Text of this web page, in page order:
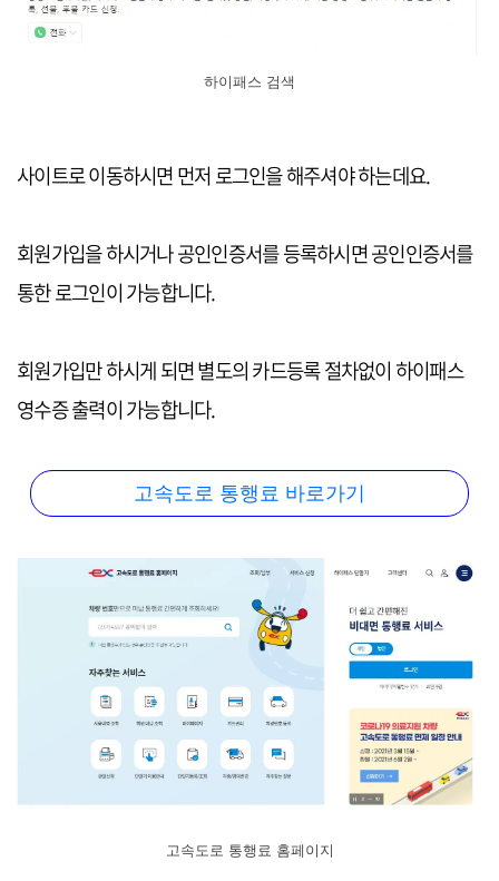
하이패스 검색
사이트로 이동하시면 먼저 로그인을 해주셔야 하는데요.
회원가입을 하시거나 공인인증서를 등록하시면 공인인증서를
통한 로그인이 가능합니다.
회원가입만 하시게 되면 별도의 카드등록 절차없이 하이패스
영수증 출력이 가능합니다.
고속도로 통행료 바로가기
고속도로 통행료 홈페이지